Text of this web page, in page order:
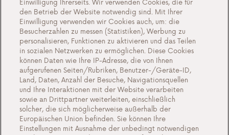
Eine nachhaltige Zukunft
Zeugnisse
Aktionen
Veranstaltungen
Arbeiten bei Antargaz
Kontakt
den Betrieb der Website notwendig sind. Mit Ihrer
Einwilligung verwenden wir Cookies auch, um: die
Besucherzahlen zu messen (Statistiken), Werbung zu
personalisieren, Funktionen zu aktivieren und das Teilen
in sozialen Netzwerken zu ermöglichen. Diese Cookies
können Daten wie Ihre IP-Adresse, die von Ihnen
aufgerufenen Seiten/Rubriken, Benutzer-/Geräte-ID,
Land, Daten, Anzahl der Besuche, Navigationsquellen
und Ihre Interaktionen mit der Website verarbeiten
sowie an Drittpartner weiterleiten, einschließlich
solcher, die sich möglicherweise außerhalb der
Europäischen Union befinden. Sie können Ihre
Einstellungen mit Ausnahme der unbedingt notwendigen